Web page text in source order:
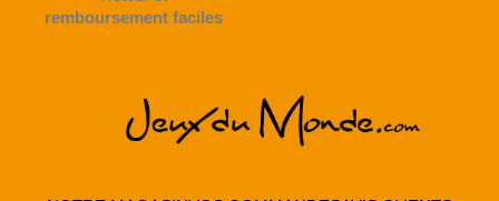
remboursement faciles